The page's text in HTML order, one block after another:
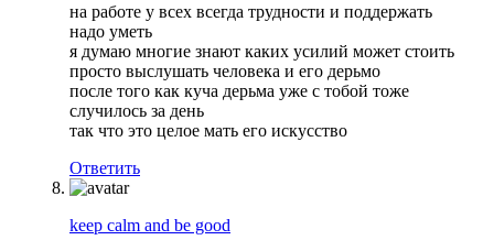
на работе у всех всегда трудности и поддержать
надо уметь
я думаю многие знают каких усилий может стоить
просто выслушать человека и его дерьмо
после того как куча дерьма уже с тобой тоже
случилось за день
так что это целое мать его искусство
Ответить
keep calm and be good